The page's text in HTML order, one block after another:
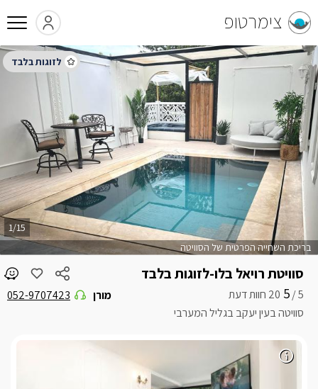
צימרטופ
סוויטת רויאל בלו-לזוגות בלבד
5 /
5
סוויטה בעין יעקב בגליל המערבי
מורן 052-9707423
בריכת השחייה הפרטית של הסוויטה
1/15